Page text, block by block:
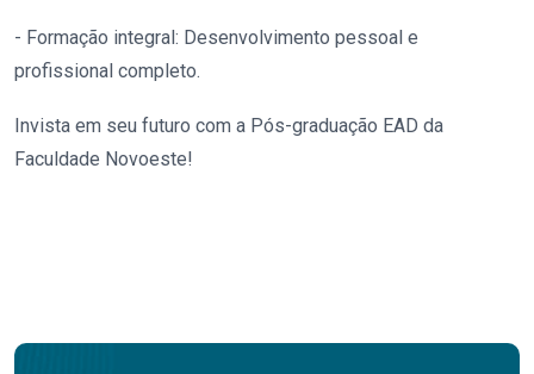
- Formação integral: Desenvolvimento pessoal e
profissional completo.
Invista em seu futuro com a Pós-graduação EAD da
Faculdade Novoeste!